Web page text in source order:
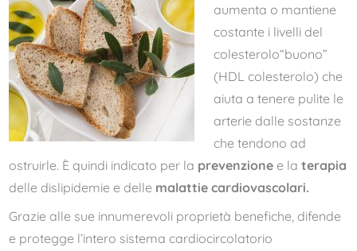
aumenta o mantiene
costante i livelli del
colesterolo“buono”
(HDL colesterolo) che
aiuta a tenere pulite le
arterie dalle sostanze
che tendono ad
ostruirle. È quindi indicato per la prevenzione e laterapia
delle dislipidemie e delle malattie cardiovascolari.
Grazie alle sue innumerevoli proprietà benefiche, difende
e protegge l’intero sistema cardiocircolatorio